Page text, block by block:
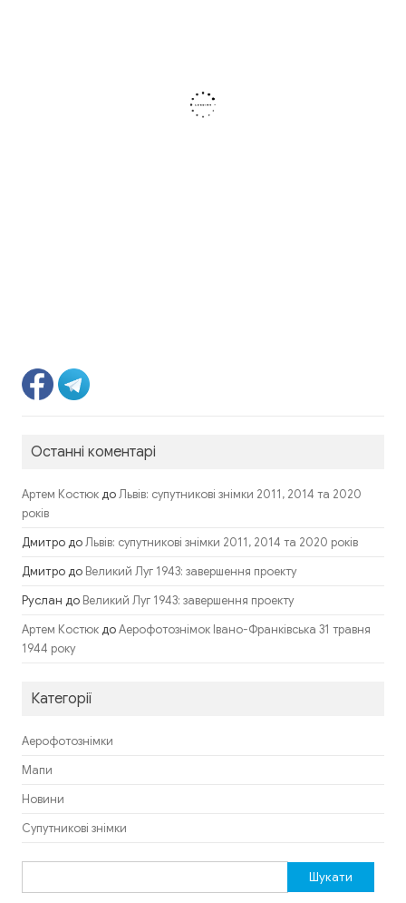
Останні коментарі
Артем КостюкдоЛьвів: супутникові знімки 2011, 2014 та 2020
років
ДмитродоЛьвів: супутникові знімки 2011, 2014 та 2020 років
Дмитродо Великий Луг 1943: завершення проекту
Руслан до Великий Луг 1943: завершення проекту
Артем КостюкдоАерофотознімок Івано-Франківська 31 травня
1944 року
Категорії
Аерофотознімки
Мапи
Новини
Супутникові знімки